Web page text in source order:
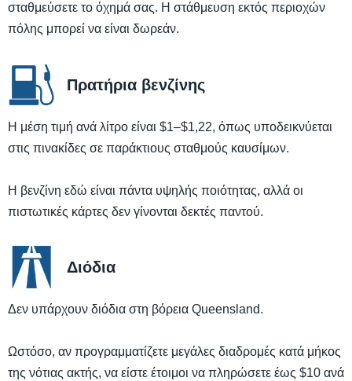
σταθμεύσετε το όχημά σας. Η στάθμευση εκτός περιοχών
πόλης μπορεί να είναι δωρεάν.
Πρατήρια βενζίνης
Η μέση τιμή ανά λίτρο είναι $1–$1,22, όπως υποδεικνύεται
στις πινακίδες σε παράκτιους σταθμούς καυσίμων.
Η βενζίνη εδώ είναι πάντα υψηλής ποιότητας, αλλά οι
πιστωτικές κάρτες δεν γίνονται δεκτές παντού.
Διόδια
Δεν υπάρχουν διόδια στη βόρεια Queensland.
Ωστόσο, αν προγραμματίζετε μεγάλες διαδρομές κατά μήκος
της νότιας ακτής, να είστε έτοιμοι να πληρώσετε έως $10 ανά